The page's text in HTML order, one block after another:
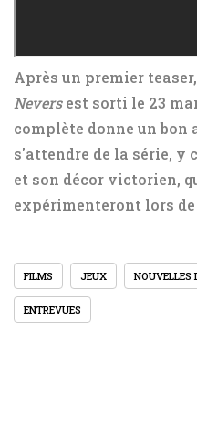
Après un premier
Nevers est sorti le 23
complète donne un bon
s'attendre de la série, y
et son décor victorien,
expérimenteront lors de
FILMS JEUX NOUVELLES
ENTREVUES